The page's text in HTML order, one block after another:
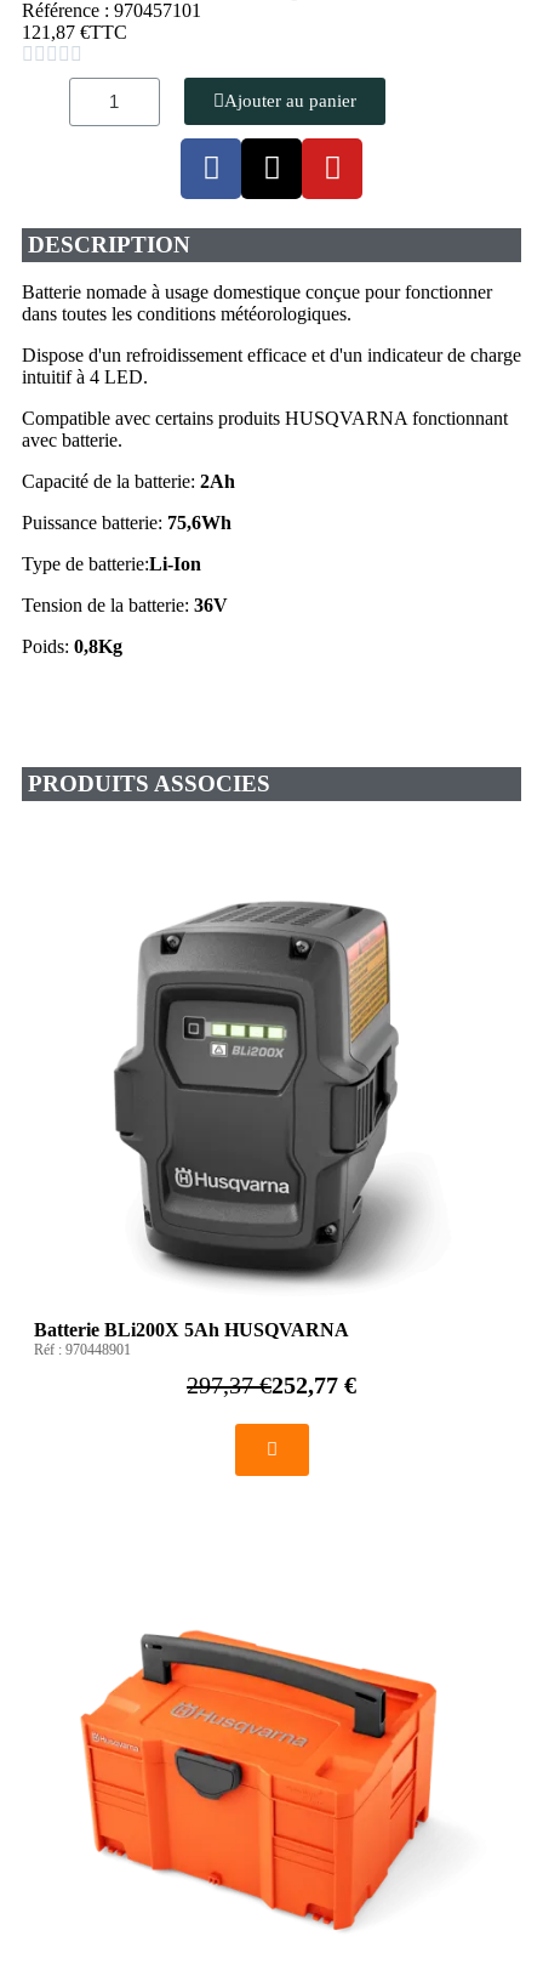
Référence : 970457101
121,87 €TTC
    
Ajouter au panier
DESCRIPTION
Batterie nomade à usage domestique conçue pour fonctionner
dans toutes les conditions météorologiques.
Dispose d'un refroidissement efficace et d'un indicateur de charge
intuitif à 4 LED.
Compatible avec certains produits HUSQVARNA fonctionnant
avec batterie.
Capacité de la batterie: 2Ah
Puissance batterie: 75,6Wh
Type de batterie:Li-Ion
Tension de la batterie: 36V
Poids: 0,8Kg
PRODUITS ASSOCIES
Batterie BLi200X 5Ah HUSQVARNA
Réf : 970448901
297,37 €252,77 €